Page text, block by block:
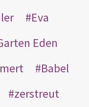
Eva
Eden
Babel
zerstreut